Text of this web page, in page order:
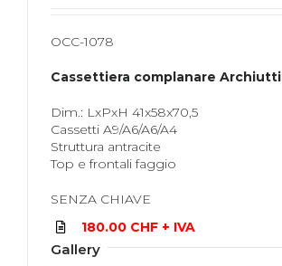
OCC-1078
Cassettiera complanare Archiutti
Dim.: LxPxH 41x58x70,5
Cassetti A9/A6/A6/A4
Struttura antracite
Top e frontali faggio
SENZA CHIAVE
180.00 CHF + IVA
Gallery